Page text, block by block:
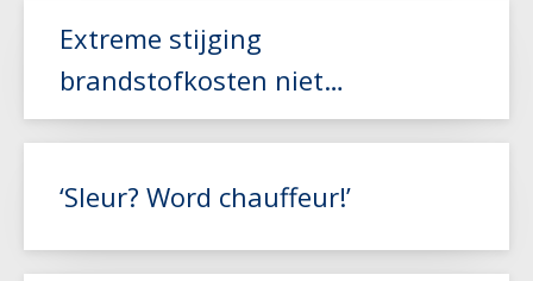
Lees meer
Extreme stijging
brandstofkosten niet
gecompenseerd door NEA-index
‘Sleur? Word chauffeur!’